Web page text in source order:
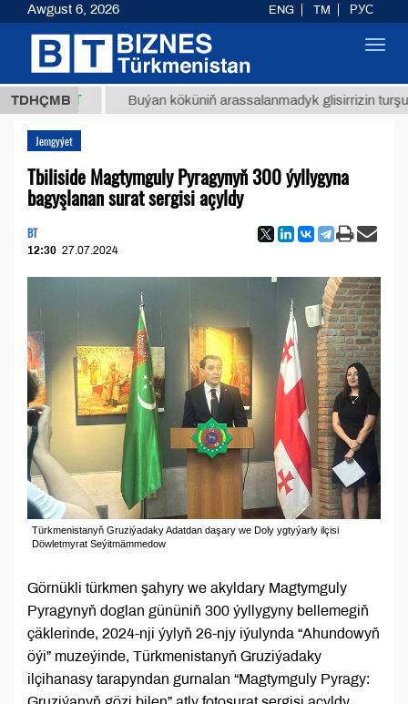
TDHÇMB
ТМТ Buýan köküniň arassalanmadyk glisirrizin turşusy (t.)
Jemgyýet
Tbiliside Magtymguly Pyragynyň 300 ýyllygyna
bagyşlanan surat sergisi açyldy
BT
12:30 27.07.2024
Türkmenistanyň Gruziýadaky Adatdan daşary we Doly ygtyýarly ilçisi
Döwletmyrat Seýitmämmedow
Görnükli türkmen şahyry we akyldary Magtymguly
Pyragynyň doglan gününiň 300 ýyllygyny bellemegiň
çäklerinde, 2024-nji ýylyň 26-njy iýulynda “Ahundowyň
öýi” muzeýinde, Türkmenistanyň Gruziýadaky
ilçihanasy tarapyndan gurnalan “Magtymguly Pyragy:
Awgust 6, 2026 ENG TM РУС